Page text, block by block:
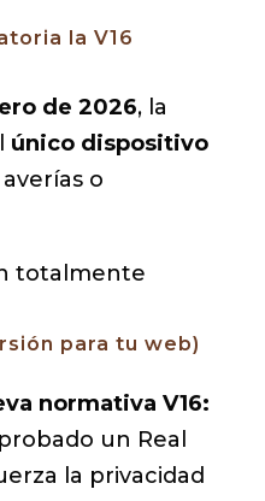
la V16
de 2026, la
único dispositivo
o
totalmente
para tu web)
normativa V16:
un Real
la privacidad